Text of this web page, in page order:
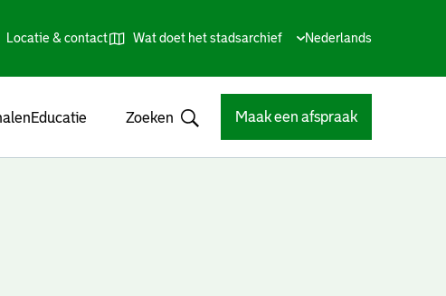
Locatie & contact Wat doet het stadsarchief
Huidige
Nederlands
Educatie Zoeken Maak een afspraak